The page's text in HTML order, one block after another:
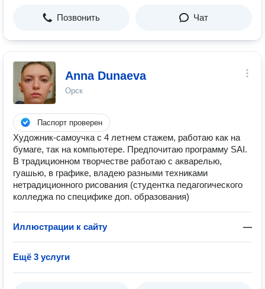
Позвонить Чат
Anna Dunaeva
Орск
Паспорт проверен
Художник-самоучка с 4 летнем стажем, работаю как на
бумаге, так на компьютере. Предпочитаю программу SAI.
В традиционном творчестве работаю с акварелью,
гуашью, в графике, владею разными техниками
нетрадиционного рисования (студентка педагогического
колледжа по специфике доп. образования)
Иллюстрации к сайту —
Ещё 3 услуги